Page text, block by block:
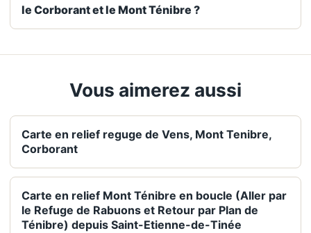
le Corborant et le Mont Ténibre ?
Vous aimerez aussi
Carte en relief reguge de Vens, Mont Tenibre,
Corborant
Carte en relief Mont Ténibre en boucle (Aller par
le Refuge de Rabuons et Retour par Plan de
Ténibre) depuis Saint-Etienne-de-Tinée